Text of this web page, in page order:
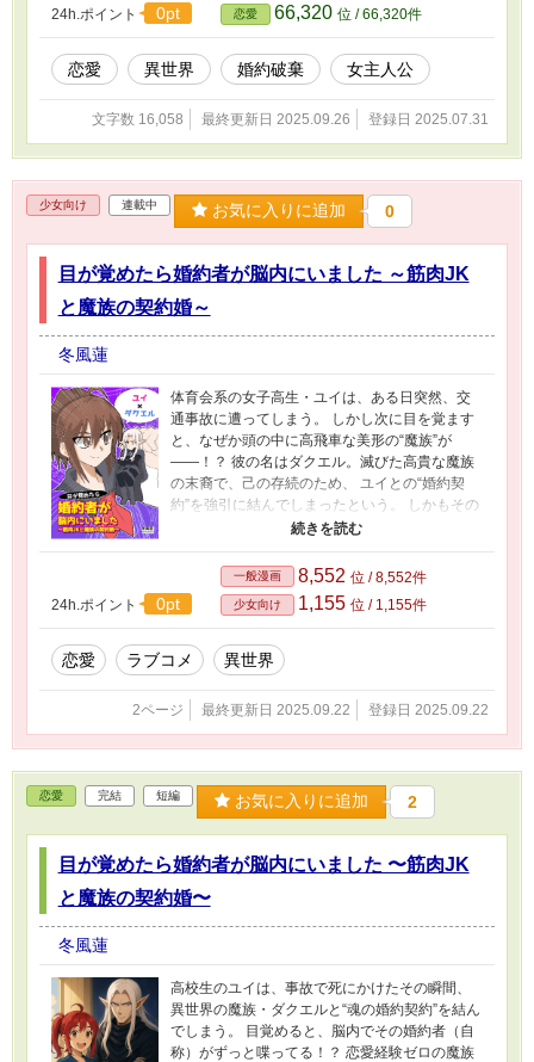
24h.ポイント 0pt 恋愛 66,320 位 / 66,320件
恋愛 異世界 婚約破棄 女主人公
文字数 16,058 最終更新日 2025.09.26 登録日 2025.07.31
少女向け 連載中 お気に入りに追加 0
目が覚めたら婚約者が脳内にいました ～筋肉JK
と魔族の契約婚～
冬風蓮
体育会系の女子高生・ユイは、ある日突然、交
通事故に遭ってしまう。 しかし次に目を覚ます
と、なぜか頭の中に高飛車な美形の“魔族”が
――！？ 彼の名はダクエル。滅びた高貴な魔族
の末裔で、己の存続のため、 ユイとの“婚約契
約”を強引に結んでしまったという。 しかもその
影響で、彼はユイの身体を通じて人間界で行動
魔族と、筋肉だけで生きてきた脳筋JK。 婚約者
（仮）としての“共生生活”がスタートするが、
同居（※ただし脳内）も契約も、想像以上に波
乱万丈！！ ギャグ満載！時々キュンあり！物理
と魔法のラブコメバトル開幕！
24h.ポイント 0pt
一般漫画 8,552 位 / 8,552件
少女向け 1,155 位 / 1,155件
恋愛 ラブコメ 異世界
2ページ 最終更新日 2025.09.22 登録日 2025.09.22
恋愛 完結 短編 お気に入りに追加 2
目が覚めたら婚約者が脳内にいました 〜筋肉JK
と魔族の契約婚〜
冬風蓮
高校生のユイは、事故で死にかけたその瞬間、
異世界の魔族・ダクエルと“魂の婚約契約”を結ん
でしまう。 目覚めると、脳内でその婚約者（自
称）がずっと喋ってる！？ 恋愛経験ゼロの魔族